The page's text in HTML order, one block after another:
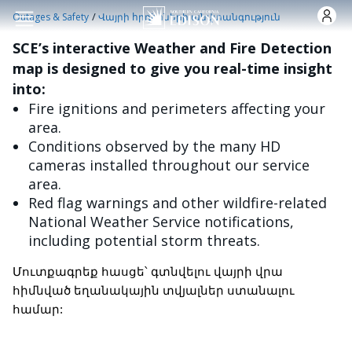
Skip to main content
Outages & Safety /Վայրի հրդեհների անվտանգություն
SCE’s interactive Weather and Fire Detection
map is designed to give you real-time insight
into:
Fire ignitions and perimeters affecting your
area.
Conditions observed by the many HD
cameras installed throughout our service
area.
Red flag warnings and other wildfire-related
National Weather Service notifications,
including potential storm threats.
Մուտքագրեք հասցե՝ գտնվելու վայրի վրա
հիմնված եղանակային տվյալներ ստանալու
համար: